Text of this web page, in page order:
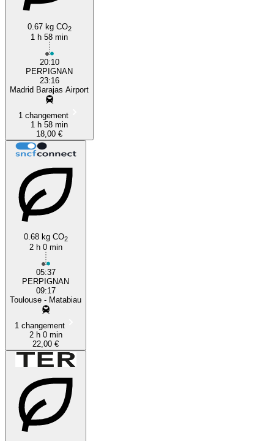
0.67 kg CO2
1 h 58 min
20:10
PERPIGNAN
23:16
Madrid Barajas Airport
1 changement
1 h 58 min
18,00 €
0.68 kg CO2
2 h 0 min
05:37
PERPIGNAN
09:17
Toulouse - Matabiau
1 changement
2 h 0 min
22,00 €